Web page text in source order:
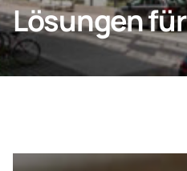
Unternehmen
Lösungen für